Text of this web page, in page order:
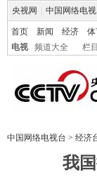
央视网 中国网络电
首页 新闻 经济
电视
频道大全 栏
中国网络电视台 > 经济
我